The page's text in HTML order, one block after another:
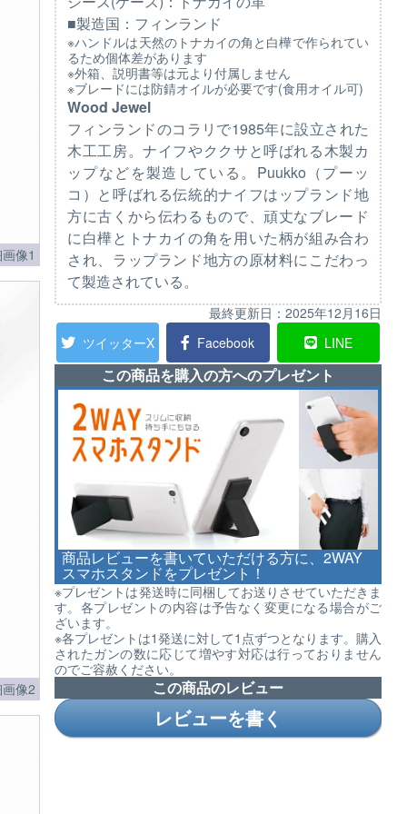
■製造国：フィンランド
※ハンドルは天然のトナカイの角と白樺で作られてい
るため個体差があります
※外箱、説明書等は元より付属しません
※ブレードには防錆オイルが必要です(食用オイル可)
Wood Jewel
フィンランドのコラリで1985年に設立された
木工工房。ナイフやククサと呼ばれる木製カ
ップなどを製造している。Puukko（プーッ
コ）と呼ばれる伝統的ナイフはップランド地
方に古くから伝わるもので、頑丈なブレード
に白樺とトナカイの角を用いた柄が組み合わ
され、ラップランド地方の原材料にこだわっ
て製造されている。
最終更新日： 2025年12月16日
ツイッターX
Facebook LINE
この商品を購入の方へのプレゼント
商品レビューを書いていただける方に、2WAY
スマホスタンドをプレゼント！
※プレゼントは発送時に同梱してお送りさせていただきま
す。各プレゼントの内容は予告なく変更になる場合がご
ざいます。
※各プレゼントは1発送に対して1点ずつとなります。購入
されたガンの数に応じて増やす対応は行っておりません
のでご容赦ください。
この商品のレビュー
レビューを書く
像1
像2